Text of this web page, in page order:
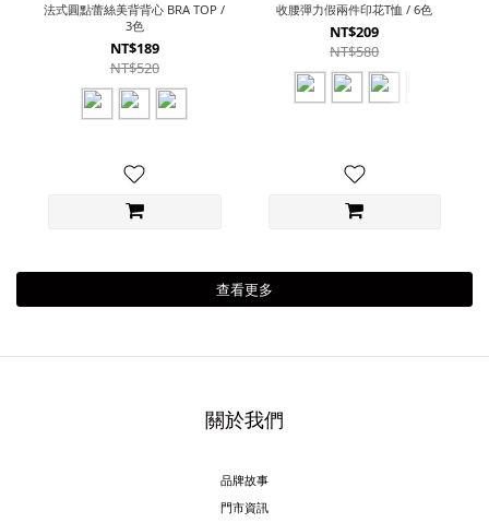
法式圓點蕾絲美背背心 BRA TOP /
3色
NT$189
NT$520
收腰彈力假兩件印花T恤 / 6色
NT$209
NT$580
查看更多
關於我們
品牌故事
門市資訊